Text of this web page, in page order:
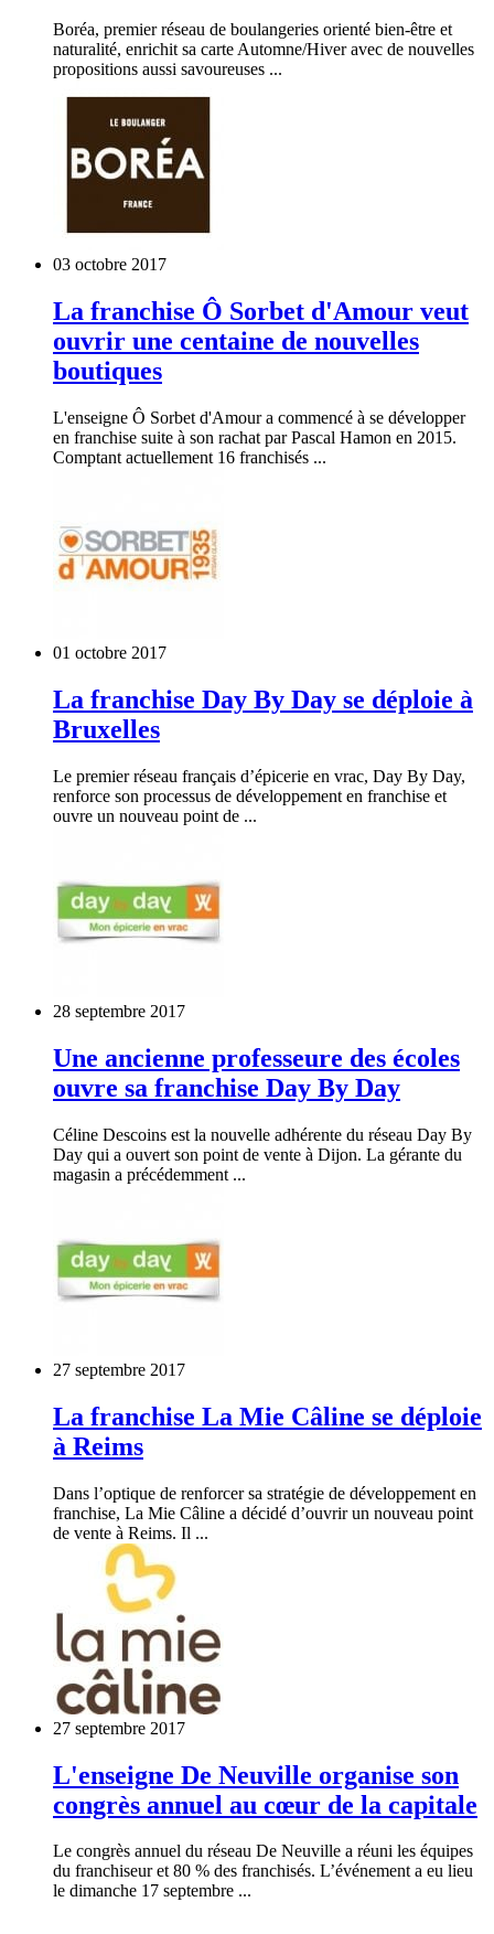
Boréa, premier réseau de boulangeries orienté bien-être et
naturalité, enrichit sa carte Automne/Hiver avec de nouvelles
propositions aussi savoureuses ...
03 octobre 2017
La franchise Ô Sorbet d'Amour veut
ouvrir une centaine de nouvelles
boutiques
L'enseigne Ô Sorbet d'Amour a commencé à se développer
en franchise suite à son rachat par Pascal Hamon en 2015.
Comptant actuellement 16 franchisés ...
01 octobre 2017
La franchise Day By Day se déploie à
Bruxelles
Le premier réseau français d’épicerie en vrac, Day By Day,
renforce son processus de développement en franchise et
ouvre un nouveau point de ...
28 septembre 2017
Une ancienne professeure des écoles
ouvre sa franchise Day By Day
Céline Descoins est la nouvelle adhérente du réseau Day By
Day qui a ouvert son point de vente à Dijon. La gérante du
magasin a précédemment ...
27 septembre 2017
La franchise La Mie Câline se déploie
à Reims
Dans l’optique de renforcer sa stratégie de développement en
franchise, La Mie Câline a décidé d’ouvrir un nouveau point
de vente à Reims. Il ...
27 septembre 2017
L'enseigne De Neuville organise son
congrès annuel au cœur de la capitale
Le congrès annuel du réseau De Neuville a réuni les équipes
du franchiseur et 80 % des franchisés. L’événement a eu lieu
le dimanche 17 septembre ...